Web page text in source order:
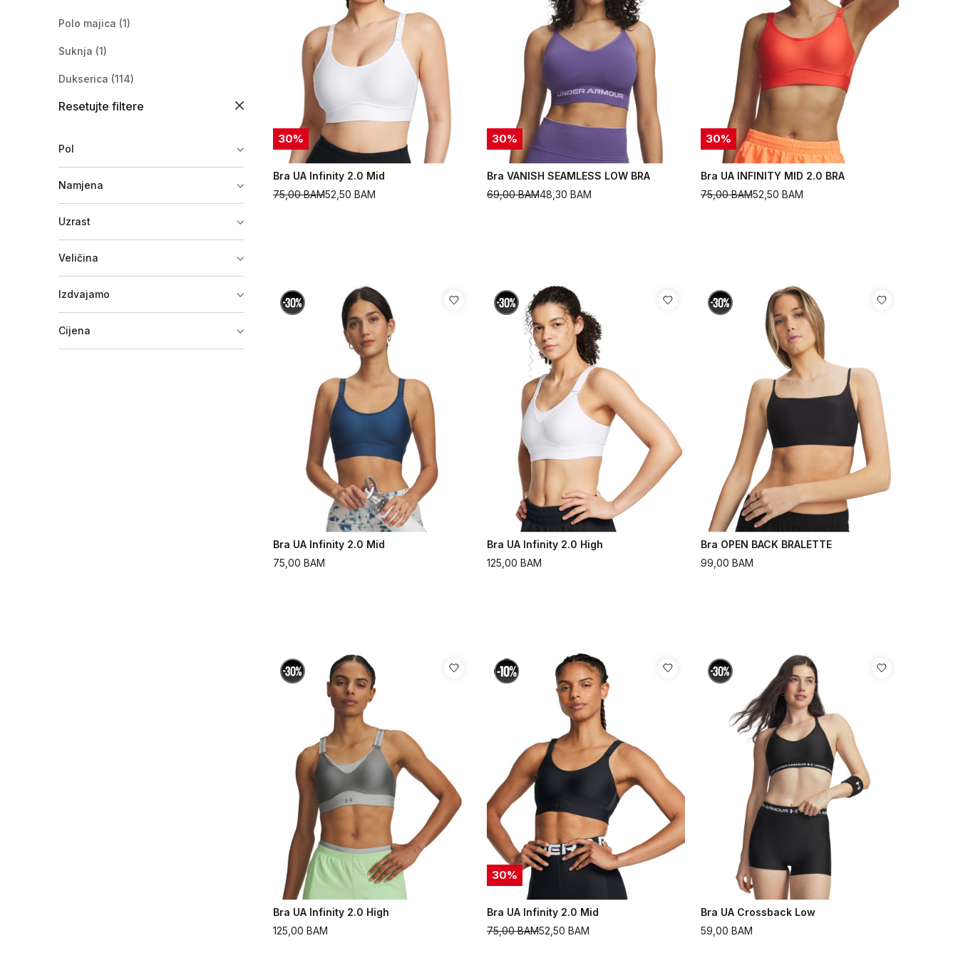
Polo majica (1)
Suknja (1)
Dukserica (114)
Donji dio trenerke
Šuškavac
Jakna
Pantalone(1)
Donji veš(23)
Aktivni veš - donji dio
Resetujte filtere
Pol
Namjena
Uzrast
Veličina
Izdvajamo
Cijena
30%
Bra UA Infinity 2.0 Mid
52,50 BAM
75,00BAM
30%
Bra VANISH SEAMLESS LOW BRA
48,30 BAM
69,00BAM
30%
Bra UA INFINITY MID 2.0 BRA
52,50 BAM
75,00BAM
Bra UA Infinity 2.0 Mid
75,00 BAM
Bra UA Infinity 2.0 High
125,00 BAM
Bra OPEN BACK BRALETTE
99,00 BAM
Bra UA Infinity 2.0 High
125,00 BAM
30%
Bra UA Infinity 2.0 Mid
52,50 BAM
75,00BAM
Bra UA Crossback Low
59,00 BAM